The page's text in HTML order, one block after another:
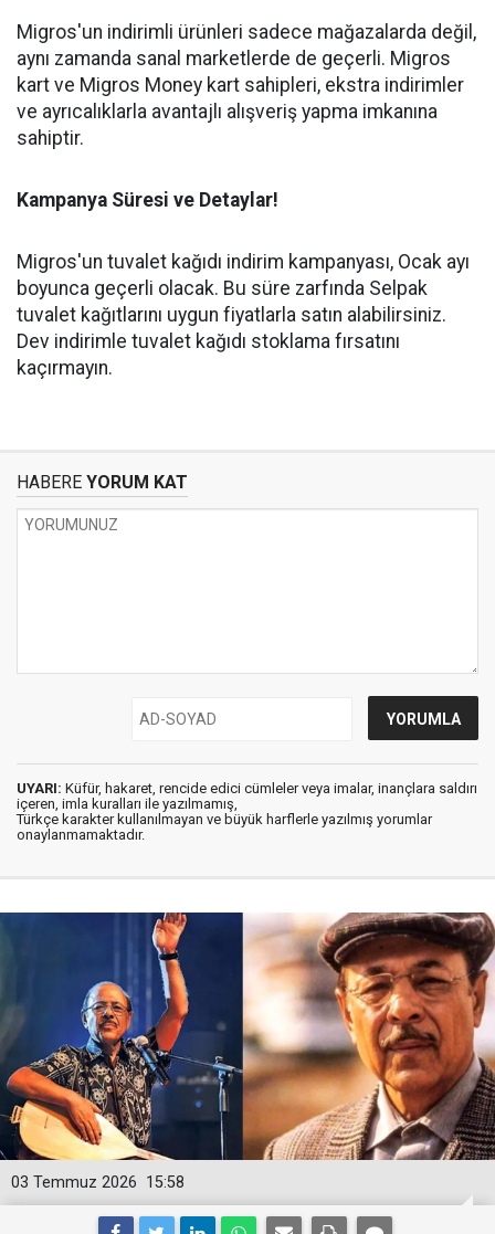
Migros'un indirimli ürünleri sadece mağazalarda değil,
aynı zamanda sanal marketlerde de geçerli. Migros
kart ve Migros Money kart sahipleri, ekstra indirimler
ve ayrıcalıklarla avantajlı alışveriş yapma imkanına
sahiptir.
Kampanya Süresi ve Detaylar!
Migros'un tuvalet kağıdı indirim kampanyası, Ocak ayı
boyunca geçerli olacak. Bu süre zarfında Selpak
tuvalet kağıtlarını uygun fiyatlarla satın alabilirsiniz.
Dev indirimle tuvalet kağıdı stoklama fırsatını
kaçırmayın.
HABERE YORUM KAT
UYARI: Küfür, hakaret, rencide edici cümleler veya imalar, inançlara saldırı
içeren, imla kuralları ile yazılmamış,
Türkçe karakter kullanılmayan ve büyük harflerle yazılmış yorumlar
onaylanmamaktadır.
15:58
03 Temmuz 2026